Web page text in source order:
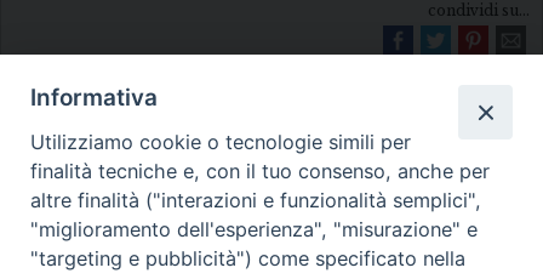
condividi su...
Diocesi di Melfi Rapolla Venosa
Informativa
Utilizziamo cookie o tecnologie simili per
finalità tecniche e, con il tuo consenso, anche per
altre finalità ("interazioni e funzionalità semplici",
"miglioramento dell'esperienza", "misurazione" e
"targeting e pubblicità") come specificato nella